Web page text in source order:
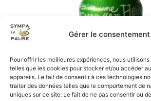
Gérer le consentement
Pour offrir les meilleures expériences, nous
telles que les cookies pour stocker et/ou accéder
appareils. Le fait de consentir à ces technologies
traiter des données telles que le comportement de
uniques sur ce site. Le fait de ne pas consentir ou